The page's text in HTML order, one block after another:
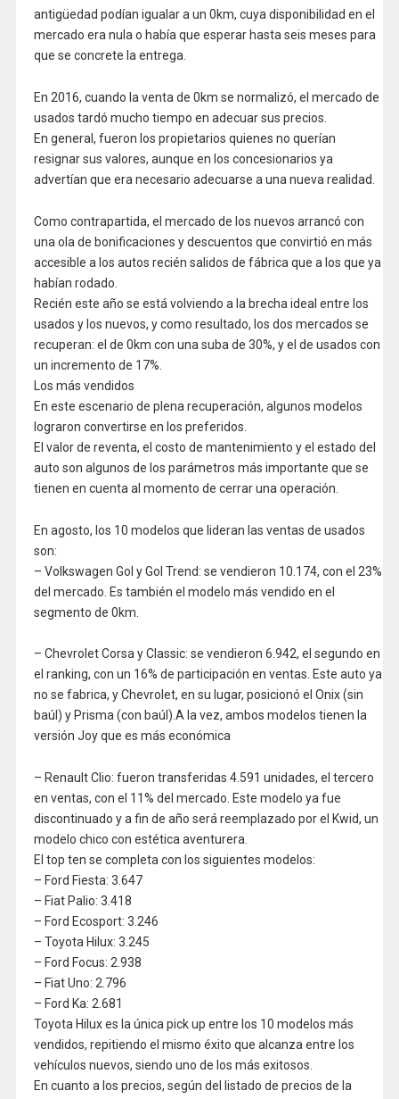
antigüedad podían igualar a un 0km, cuya disponibilidad en el
mercado era nula o había que esperar hasta seis meses para
que se concrete la entrega.
En 2016, cuando la venta de 0km se normalizó, el mercado de
usados tardó mucho tiempo en adecuar sus precios.
En general, fueron los propietarios quienes no querían
resignar sus valores, aunque en los concesionarios ya
advertían que era necesario adecuarse a una nueva realidad.
Como contrapartida, el mercado de los nuevos arrancó con
una ola de bonificaciones y descuentos que convirtió en más
accesible a los autos recién salidos de fábrica que a los que ya
habían rodado.
Recién este año se está volviendo a la brecha ideal entre los
usados y los nuevos, y como resultado, los dos mercados se
recuperan: el de 0km con una suba de 30%, y el de usados con
un incremento de 17%.
Los más vendidos
En este escenario de plena recuperación, algunos modelos
lograron convertirse en los preferidos.
El valor de reventa, el costo de mantenimiento y el estado del
auto son algunos de los parámetros más importante que se
tienen en cuenta al momento de cerrar una operación.
En agosto, los 10 modelos que lideran las ventas de usados
son:
– Volkswagen Gol y Gol Trend: se vendieron 10.174, con el 23%
del mercado. Es también el modelo más vendido en el
segmento de 0km.
– Chevrolet Corsa y Classic: se vendieron 6.942, el segundo en
el ranking, con un 16% de participación en ventas. Este auto ya
no se fabrica, y Chevrolet, en su lugar, posicionó el Onix (sin
baúl) y Prisma (con baúl).A la vez, ambos modelos tienen la
versión Joy que es más económica
– Renault Clio: fueron transferidas 4.591 unidades, el tercero
en ventas, con el 11% del mercado. Este modelo ya fue
discontinuado y a fin de año será reemplazado por el Kwid, un
modelo chico con estética aventurera.
El top ten se completa con los siguientes modelos:
– Ford Fiesta: 3.647
– Fiat Palio: 3.418
– Ford Ecosport: 3.246
– Toyota Hilux: 3.245
– Ford Focus: 2.938
– Fiat Uno: 2.796
– Ford Ka: 2.681
Toyota Hilux es la única pick up entre los 10 modelos más
vendidos, repitiendo el mismo éxito que alcanza entre los
vehículos nuevos, siendo uno de los más exitosos.
En cuanto a los precios, según del listado de precios de la